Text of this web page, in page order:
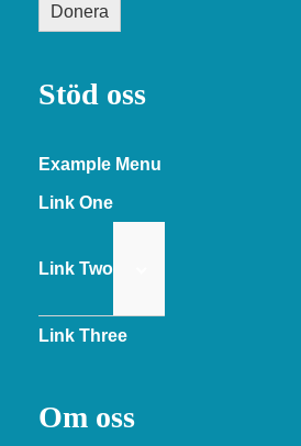
Donera
Stöd oss
Example Menu
Link One
Link Two
Link Three
Om oss